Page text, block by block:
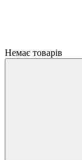
Немає товарів